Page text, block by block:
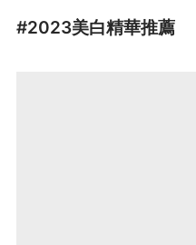
#2023美白精華推薦